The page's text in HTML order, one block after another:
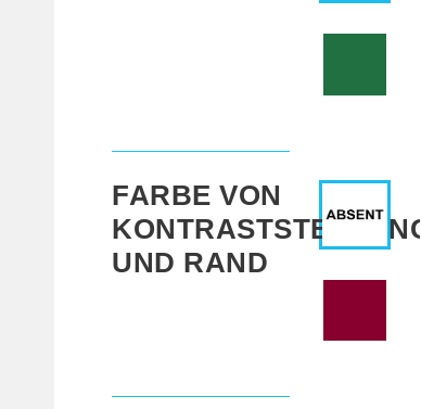
FARBE VON
KONTRASTSTEPPUNG
UND RAND